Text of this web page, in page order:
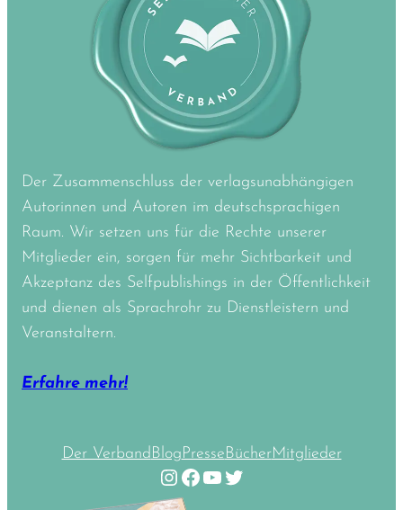
Der Zusammenschluss der verlagsunabhängigen
Autorinnen und Autoren im deutschsprachigen
Raum. Wir setzen uns für die Rechte unserer
Mitglieder ein, sorgen für mehr Sichtbarkeit und
Akzeptanz des Selfpublishings in der Öffentlichkeit
und dienen als Sprachrohr zu Dienstleistern und
Veranstaltern.
Erfahre mehr!
Der VerbandBlogPresseBücherMitglieder
Instagram Facebook YouTube Twitter